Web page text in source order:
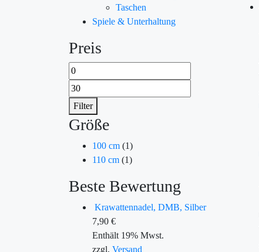
Taschen
Spiele & Unterhaltung
Preis
Filter
Größe
100 cm (1)
110 cm (1)
Beste Bewertung
Krawattennadel, DMB, Silber
7,90 €
Enthält 19% Mwst.
zzgl. Versand